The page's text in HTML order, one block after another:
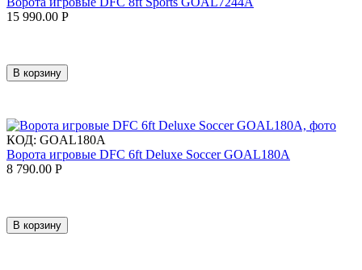
15 990.00 Р
В корзину
КОД: GOAL180A
Ворота игровые DFC 6ft Deluxe Soccer GOAL180A
8 790.00 Р
В корзину